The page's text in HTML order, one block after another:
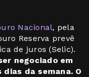
Nacional, pela
Reserva prevê
de juros (Selic).
negociado em
da semana. O